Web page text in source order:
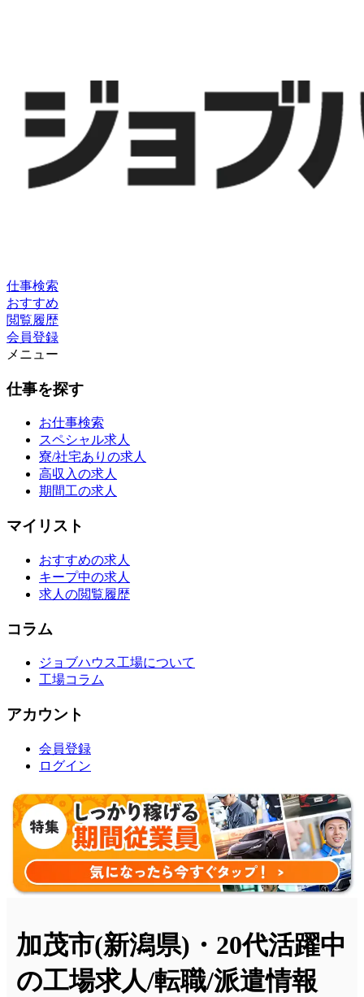
仕事検索
おすすめ
閲覧履歴
会員登録
メニュー
仕事を探す
お仕事検索
スペシャル求人
寮/社宅ありの求人
高収入の求人
期間工の求人
マイリスト
おすすめの求人
キープ中の求人
求人の閲覧履歴
コラム
ジョブハウス工場について
工場コラム
アカウント
会員登録
ログイン
加茂市(新潟県)・20代活躍中
の工場求人/転職/派遣情報